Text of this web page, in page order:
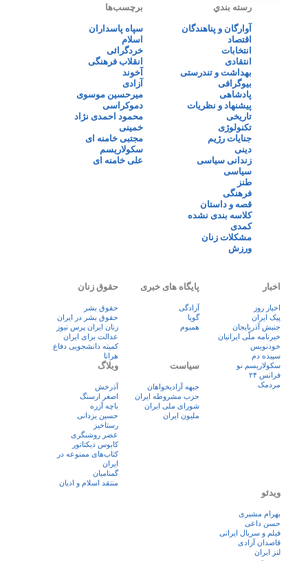
رسته بندي
آوارگان و پناهندگان
اقتصاد
انتخابات
انتقادی
بهداشت و تندرستی
بیوگرافی
پادشاهی
پیشنهاد و نظریات
تاریخی
تکنولوژی
جنایات رژیم
دینی
زندانی سیاسی
سیاسی
طنز
فرهنگی
قصه و داستان
کلاسه بندی نشده
کمدی
مشکلات زنان
ورزش
برچسب‌ها
سپاه پاسداران
اسلام
خردگرائی
انقلاب فرهنگی
آخوند
آزادی
میرحسین موسوی
دموکراسی
محمود احمدی نژاد
خمینی
مجتبی خامنه ای
سکولاریسم
علی خامنه ای
اخبار
اخبار روز
پيک ايران
جنبش آذربایجان
خبرنامه ملّی ایرانیان
خودنویس
سپیده دم
سکولاریسم نو
فرانس ۲۴
مردمک
پایگاه های خبری
آزادگی
گویا
همبوم
حقوق زنان
حقوق بشر
حقوق بشر در ایران
زنان ايران پرس نيوز
عدالت برای ایران
کمیته دانشجویی دفاع
هرانا
سیاست
جبهه آزادیخواهان
حزب مشروطه ایران
شورای ملی ایران
ملیون ایران
وبلاگ
آذرخش
اصغر ارسنگ
باچه آزره
حسین یزدانی
رستاخیز
عضر روشنگری
کابوس دیکتاتور
کتاب‌های ممنوعه در
ایران
گمنامیان
منتقد اسلام و ادیان
ویدئو
بهرام مشیری
حسن داعی
فيلم و سريال ايرانی
قاصدان آزادی
لنز ایران